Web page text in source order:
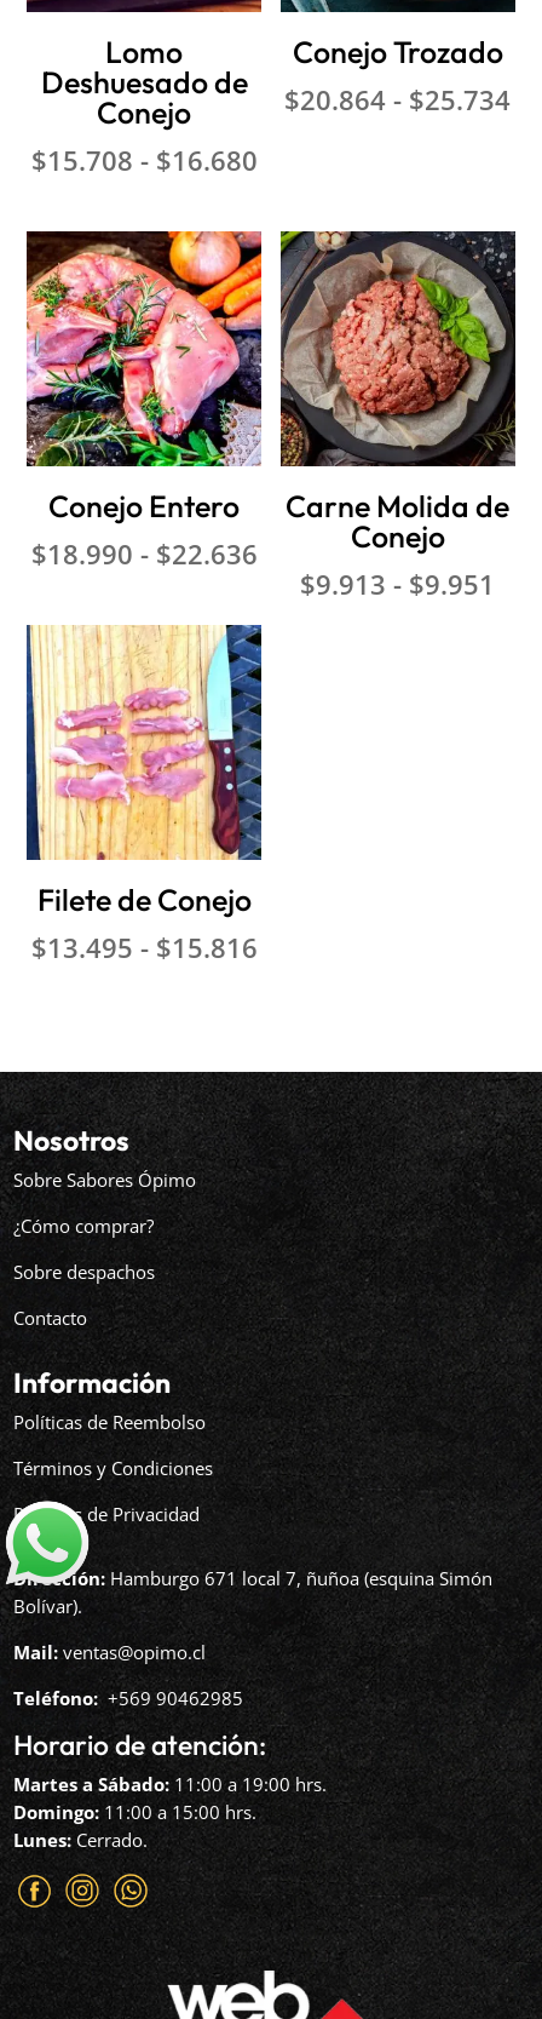
Lomo
Deshuesado de
Conejo
$15.708 - $16.680Rango
desde
$15.708
hasta
$16.680
Conejo Trozado
$20.864 - $25.734
Conejo Entero
$18.990 - $22.636Rango
desde
$18.990
hasta
$22.636
Carne Molida de
Conejo
$9.913 - $9.951
Filete de Conejo
$13.495 - $15.816Rango
$13.495
hasta
$15.816
Nosotros
Sobre Sabores Ópimo
¿Cómo comprar?
Sobre despachos
Contacto
Información
Políticas de Reembolso
Términos y Condiciones
Políticas de Privacidad
Dirección: Hamburgo 671 local 7, ñuñoa (esquina Simón
Bolívar).
Mail: ventas@opimo.cl
Teléfono: ‪+569 90462985‬
Horario de atención:
Martes a Sábado: 11:00 a 19:00 hrs.
Domingo: 11:00 a 15:00 hrs.
Lunes: Cerrado.